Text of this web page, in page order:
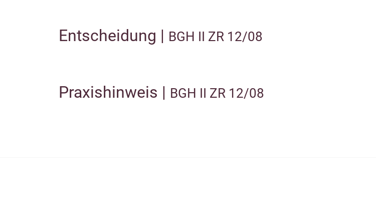
Entscheidung | BGH II ZR 12/08
Praxishinweis | BGH II ZR 12/08